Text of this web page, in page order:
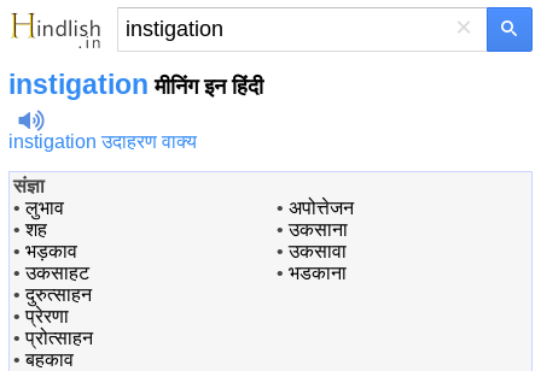
×
instigation मीनिंग इन हिंदी
instigation उदाहरण वाक्य
संज्ञा
•लुभाव
•शह
• भड़काव
•उकसाहट
•दुरुत्साहन
•प्रेरणा
•प्रोत्साहन
•बहकाव
• अपोत्तेजन
•उकसाना
•उकसावा
• भडकाना